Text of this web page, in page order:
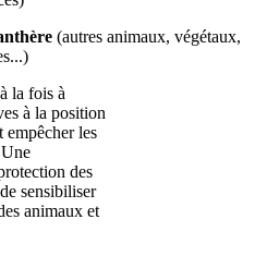
(autres animaux, végétaux,
la fois à
à la position
empêcher les
Une
des
sensibiliser
animaux et